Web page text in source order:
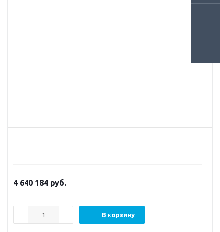
4 640 184 руб.
В корзину